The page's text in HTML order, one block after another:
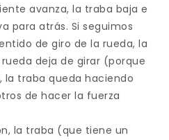
avanza, la traba baja e
para atrás. Si seguimos
de giro de la rueda, la
deja de girar (porque
la traba queda haciendo
de hacer la fuerza
la traba (que tiene un